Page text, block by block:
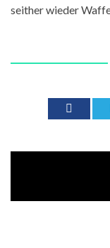
seither wieder